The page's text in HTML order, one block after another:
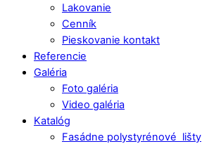
Lakovanie
Cenník
Pieskovanie kontakt
Referencie
Galéria
Foto galéria
Video galéria
Katalóg
Fasádne polystyrénové lišty